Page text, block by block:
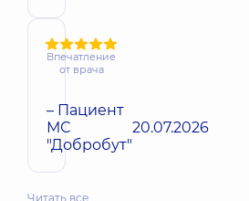
Впечатление
от врача
– Пациент
МС
"Добробут"
20.07.2026
Читать все